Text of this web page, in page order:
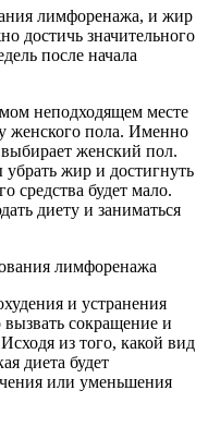
лимфоренажа, и жир
достичь значительного
после начала
неподходящем месте
женского пола. Именно
женский пол.
убрать жир и достигнуть
средства будет мало.
диету и заниматься
и устранения
сокращение и
из того, какой вид
диета будет
или уменьшения